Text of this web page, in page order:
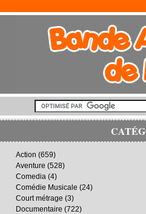
Action (659)
Aventure (528)
Comedia (4)
Comédie Musicale (24)
Court métrage (3)
Documentaire (722)